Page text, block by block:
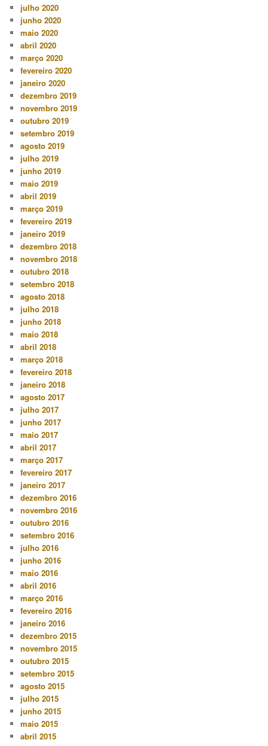
julho 2020
junho 2020
maio 2020
abril 2020
março 2020
fevereiro 2020
janeiro 2020
dezembro 2019
novembro 2019
outubro 2019
setembro 2019
agosto 2019
julho 2019
junho 2019
maio 2019
abril 2019
março 2019
fevereiro 2019
janeiro 2019
dezembro 2018
novembro 2018
outubro 2018
setembro 2018
agosto 2018
julho 2018
junho 2018
maio 2018
abril 2018
março 2018
fevereiro 2018
janeiro 2018
agosto 2017
julho 2017
junho 2017
maio 2017
abril 2017
março 2017
fevereiro 2017
janeiro 2017
dezembro 2016
novembro 2016
outubro 2016
setembro 2016
julho 2016
junho 2016
maio 2016
abril 2016
março 2016
fevereiro 2016
janeiro 2016
dezembro 2015
novembro 2015
outubro 2015
setembro 2015
agosto 2015
julho 2015
junho 2015
maio 2015
abril 2015